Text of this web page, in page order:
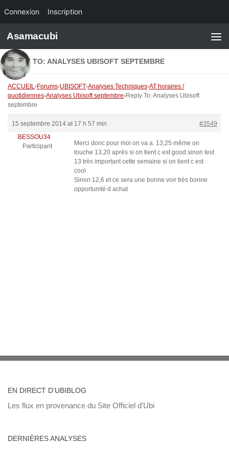
Connexion Inscription
Skip to content
Asamacubi
REPLY TO: ANALYSES UBISOFT SEPTEMBRE
ACCUEIL›Forums›UBISOFT›Analyses Techniques›AT horaires /
quotidiennes›Analyses Ubisoft septembre›Reply To: Analyses Ubisoft
septembre
15 septembre 2014 at 17 h 57 min
#3549
BESSOU34
Participant
Merci donc pour moi on va a. 13,25 même on
touche 13,20 après si on tient c est good sinon test
13 très important cette semaine si on tient c est
cool
Sinon 12,6 et ce sera une bonne voir très bonne
opportunité d achat
EN DIRECT D’UBIBLOG
Les flux en provenance du Site Officiel d'Ubi
DERNIÈRES ANALYSES